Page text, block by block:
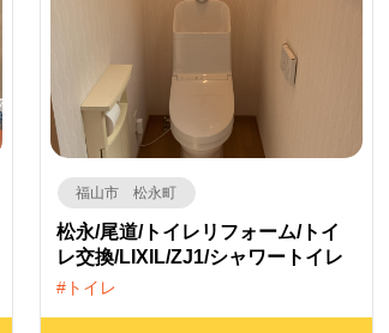
福山市 松永町
松永/尾道/トイレリフォーム/トイ
レ交換/LIXIL/ZJ1/シャワートイレ
トイレ